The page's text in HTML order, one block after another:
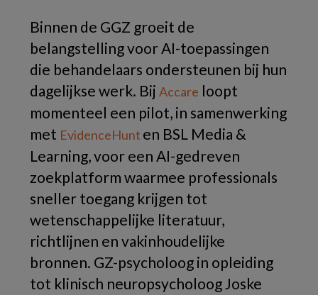
Binnen de GGZ groeit de
belangstelling voor AI-toepassingen
die behandelaars ondersteunen bij hun
dagelijkse werk. Bij Accare loopt
momenteel een pilot, in samenwerking
met EvidenceHunt en BSL Media &
Learning, voor een AI-gedreven
zoekplatform waarmee professionals
sneller toegang krijgen tot
wetenschappelijke literatuur,
richtlijnen en vakinhoudelijke
bronnen. GZ-psycholoog in opleiding
tot klinisch neuropsycholoog Joske